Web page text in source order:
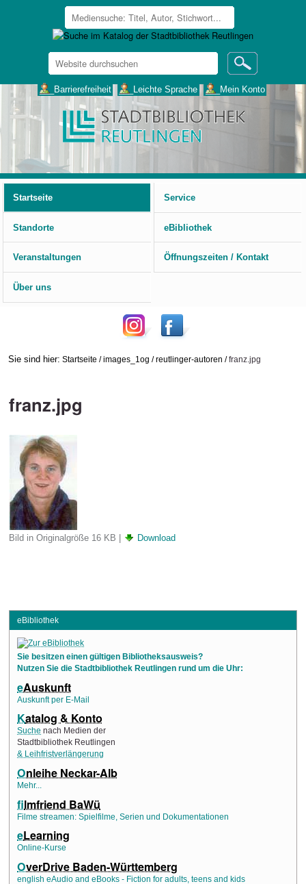
Website
durchsuchen
___Barrierefreiheit ___Leichte Sprache ___Mein Konto
Startseite
Service
Standorte eBibliothek
Veranstaltungen Öffnungszeiten / Kontakt
Über uns
Sie sind hier: Startseite /images_1og /reutlinger-autoren /franz.jpg
franz.jpg
Bild in Originalgröße 16 KB | Download
eBibliothek
Sie besitzen einen gültigen Bibliotheksausweis?
Nutzen Sie die Stadtbibliothek Reutlingen rund um die Uhr:
eAuskunft
Auskunft per E-Mail
Katalog & Konto
Suche nach Medien der
Stadtbibliothek Reutlingen
& Leihfristverlängerung
Onleihe Neckar-Alb
Mehr...
filmfriend BaWü
Filme streamen: Spielfilme, Serien und Dokumentationen
eLearning
Online-Kurse
OverDrive Baden-Württemberg
english eAudio and eBooks - Fiction for adults, teens and kids